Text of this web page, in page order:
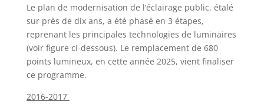
Le plan de modernisation de l’éclairage public, étalé
sur près de dix ans, a été phasé en 3 étapes,
reprenant les principales technologies de luminaires
(voir figure ci-dessous). Le remplacement de 680
points lumineux, en cette année 2025, vient finaliser
ce programme.
2016-2017